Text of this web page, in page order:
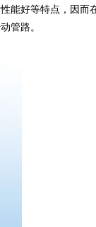
能好等特点，因而
管路。